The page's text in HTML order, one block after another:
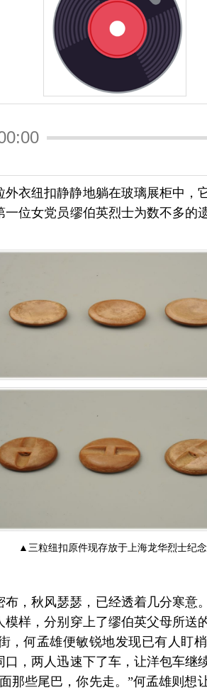
衣纽扣静静地躺在玻璃展柜中，
位女党员缪伯英烈士为数不多的
▲三粒纽扣原件现存放于上海龙华烈士纪念
布，秋风瑟瑟，已经透着几分寒
样，分别穿上了缪伯英父母所送
，何孟雄便敏锐地发现已有人盯
，两人迅速下了车，让洋包车继
那些尾巴，你先走。”何孟雄则想